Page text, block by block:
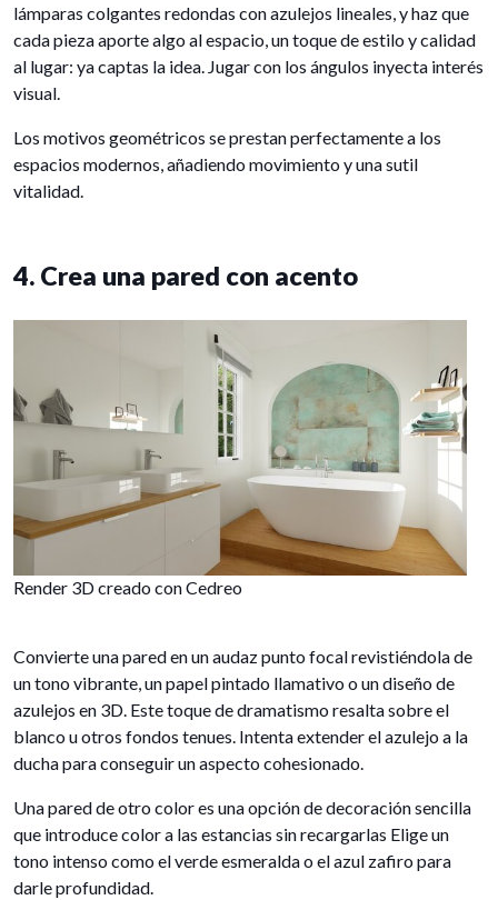
lámparas colgantes redondas con azulejos lineales, y haz que
cada pieza aporte algo al espacio, un toque de estilo y calidad
al lugar: ya captas la idea. Jugar con los ángulos inyecta interés
visual.
Los motivos geométricos se prestan perfectamente a los
espacios modernos, añadiendo movimiento y una sutil
vitalidad.
4. Crea una pared con acento
Render 3D creado con Cedreo
Convierte una pared en un audaz punto focal revistiéndola de
un tono vibrante, un papel pintado llamativo o un diseño de
azulejos en 3D. Este toque de dramatismo resalta sobre el
blanco u otros fondos tenues. Intenta extender el azulejo a la
ducha para conseguir un aspecto cohesionado.
Una pared de otro color es una opción de decoración sencilla
que introduce color a las estancias sin recargarlas Elige un
tono intenso como el verde esmeralda o el azul zafiro para
darle profundidad.